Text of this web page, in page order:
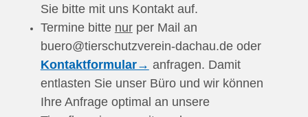
Sie bitte mit uns Kontakt auf.
Termine bitte nurper Mail an
buero@tierschutzverein-dachau.de oder
Kontaktformular→ anfragen. Damit
entlasten Sie unser Büro und wir können
Ihre Anfrage optimal an unsere